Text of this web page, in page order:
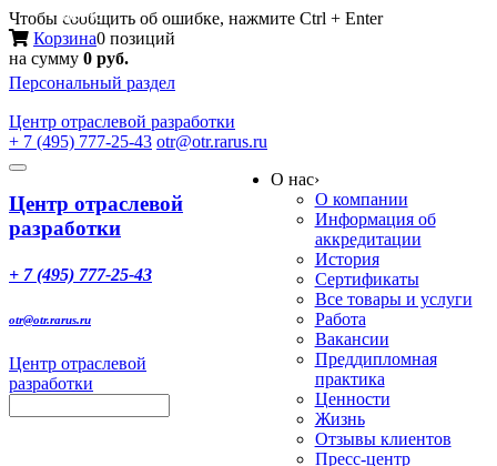
Чтобы сообщить об ошибке, нажмите Ctrl + Enter
Корзина0 позиций
на сумму 0 руб.
Персональный раздел
Центр отраслевой разработки
+ 7 (495) 777-25-43 otr@otr.rarus.ru
Toggle
Меню
Центр отраслевой
разработки
+ 7 (495) 777-25-43
otr@otr.rarus.ru
Центр отраслевой
разработки
О нас›
О компании
Информация об
аккредитации
История
Сертификаты
Все товары и услуги
Работа
Вакансии
Преддипломная
практика
Ценности
Жизнь
Отзывы клиентов
Пресс-центр